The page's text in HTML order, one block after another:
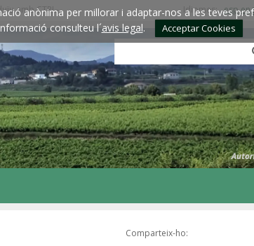
anònima per millorar i adaptar-nos a les teves
consulteu l´avis legal. Acceptar Cookies
amb CTRL- Idiomes:esp
Comparteix-ho: